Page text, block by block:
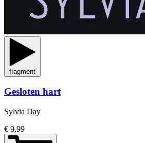
fragment
Gesloten hart
Sylvia Day
€ 9,99